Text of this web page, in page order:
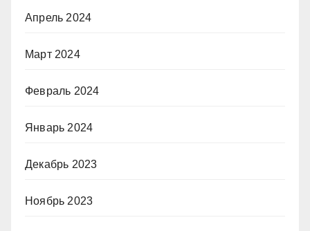
Апрель 2024
Март 2024
Февраль 2024
Январь 2024
Декабрь 2023
Ноябрь 2023